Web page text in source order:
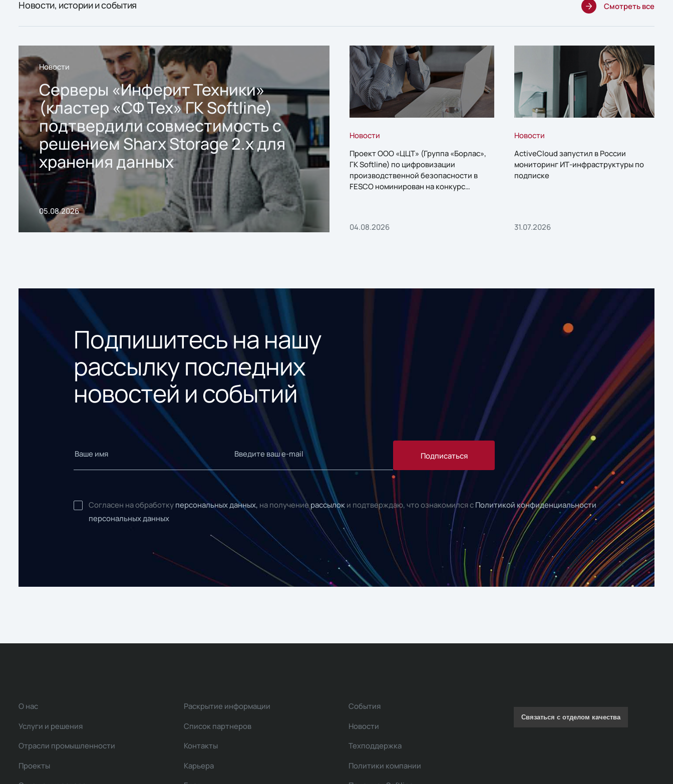
Новости, истории и события Смотреть все
Новости
Серверы «Инферит Техники»
(кластер «СФ Тех» ГК Softline)
подтвердили совместимость с
решением Sharx Storage 2.x для
хранения данных
05.08.2026
Новости
Проект ООО «ЦЦТ» (Группа «Борлас»,
ГК Softline) по цифровизации
производственной безопасности в
FESCO номинирован на конкурс
04.08.2026
Новости
ActiveCloud запустил в России
мониторинг ИТ-инфраструктуры по
подписке
31.07.2026
Подпишитесь на нашу
рассылку последних
новостей и событий
Подписаться
Согласен на обработку персональных данных, на получениерассылок и подтверждаю, что ознакомился с Политикой конфиденциальности
персональных данных
О нас
Услуги и решения
Отрасли промышленности
Проекты
Раскрытие информации
Список партнеров
Контакты
Карьера
События
Новости
Техподдержка
Политики компании
Связаться с отделом качества